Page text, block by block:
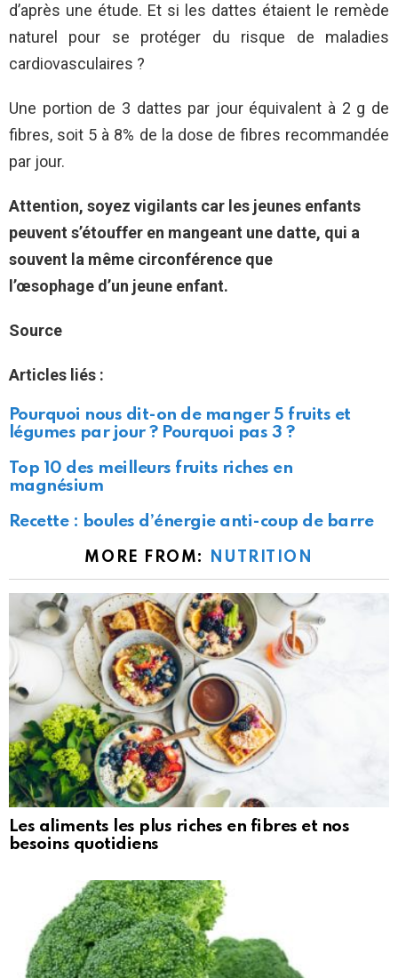
d’après une étude. Et si les dattes étaient le remède
naturel pour se protéger du risque de maladies
cardiovasculaires ?
Une portion de 3 dattes par jour équivalent à 2 g de
fibres, soit 5 à 8% de la dose de fibres recommandée
par jour.
Attention, soyez vigilants car les jeunes enfants
peuvent s’étouffer en mangeant une datte, qui a
souvent la même circonférence que
l’œsophage d’un jeune enfant.
Source
Articles liés :
Pourquoi nous dit-on de manger 5 fruits et
légumes par jour ? Pourquoi pas 3 ?
Top 10 des meilleurs fruits riches en
magnésium
Recette : boules d’énergie anti-coup de barre
MORE FROM: NUTRITION
Les aliments les plus riches en fibres et nos
besoins quotidiens